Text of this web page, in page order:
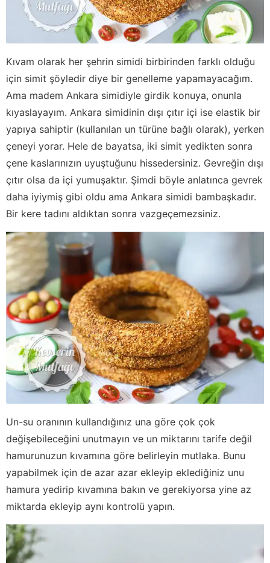
Kıvam olarak her şehrin simidi birbirinden farklı olduğu
için simit şöyledir diye bir genelleme yapamayacağım.
Ama madem Ankara simidiyle girdik konuya, onunla
kıyaslayayım. Ankara simidinin dışı çıtır içi ise elastik bir
yapıya sahiptir (kullanılan un türüne bağlı olarak), yerken
çeneyi yorar. Hele de bayatsa, iki simit yedikten sonra
çene kaslarınızın uyuştuğunu hissedersiniz. Gevreğin dışı
çıtır olsa da içi yumuşaktır. Şimdi böyle anlatınca gevrek
daha iyiymiş gibi oldu ama Ankara simidi bambaşkadır.
Bir kere tadını aldıktan sonra vazgeçemezsiniz.
Un-su oranının kullandığınız una göre çok çok
değişebileceğini unutmayın ve un miktarını tarife değil
hamurunuzun kıvamına göre belirleyin mutlaka. Bunu
yapabilmek için de azar azar ekleyip eklediğiniz unu
hamura yedirip kıvamına bakın ve gerekiyorsa yine az
miktarda ekleyip aynı kontrolü yapın.